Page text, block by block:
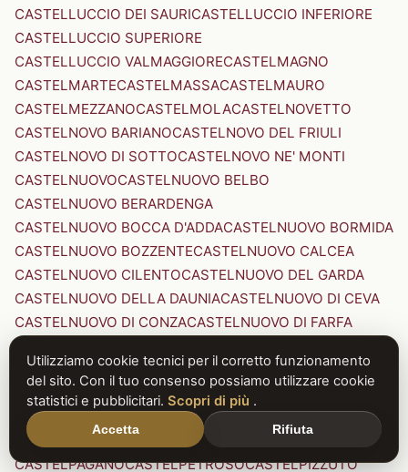
CASTELLUCCIO DEI SAURICASTELLUCCIO INFERIORE
CASTELLUCCIO SUPERIORE
CASTELLUCCIO VALMAGGIORECASTELMAGNO
CASTELMARTECASTELMASSACASTELMAURO
CASTELMEZZANOCASTELMOLACASTELNOVETTO
CASTELNOVO BARIANOCASTELNOVO DEL FRIULI
CASTELNOVO DI SOTTOCASTELNOVO NE' MONTI
CASTELNUOVOCASTELNUOVO BELBO
CASTELNUOVO BERARDENGA
CASTELNUOVO BOCCA D'ADDACASTELNUOVO BORMIDA
CASTELNUOVO BOZZENTECASTELNUOVO CALCEA
CASTELNUOVO CILENTOCASTELNUOVO DEL GARDA
CASTELNUOVO DELLA DAUNIACASTELNUOVO DI CEVA
CASTELNUOVO DI CONZACASTELNUOVO DI FARFA
CASTELNUOVO DI PORTO CASTELNUOVO DON BOSCO
CASTELNUOVO MAGRACASTELNUOVO NIGRA
CASTELNUOVO PARANOCASTELNUOVO RANGONE
CASTELNUOVO SCRIVIA
CASTELNUOVO VAL DI CECINA
CASTELPAGANOCASTELPETROSOCASTELPIZZUTO
Utilizziamo cookie tecnici per il corretto funzionamento
del sito. Con il tuo consenso possiamo utilizzare cookie
statistici e pubblicitari. Scopri di più .
Accetta Rifiuta